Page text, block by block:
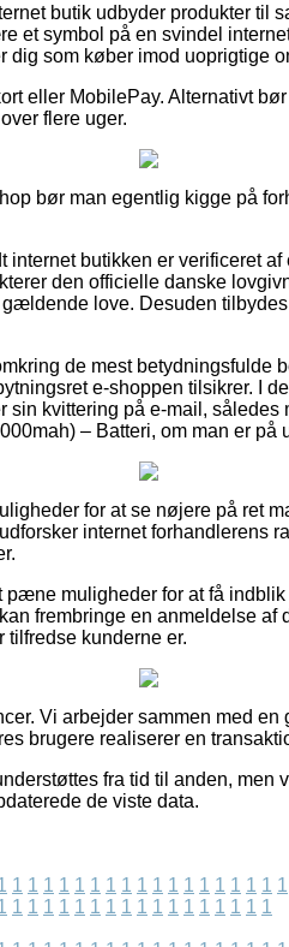
butik udbyder produkter til
et symbol på en svindel
dig som køber imod uoprigtige
eller MobilePay. Alternativt
flere uger.
bør man egentlig kigge på
internet butikken er verificeret
den officielle danske
love. Desuden
de mest betydningsfulde
e-shoppen tilsikrer. I
kvittering på e-mail, således
– Batteri, om man er på
for at se nøjere på ret
internet forhandlerens
muligheder for at få
frembringe en anmeldelse
tilfredse kunderne er.
Vi arbejder sammen med
brugere realiserer en
fra tid til anden, men
de viste data.
1 1 1 1 1 1 1 1 1 1 1 1 1 1 1 1 1 1
1 1 1 1 1 1 1 1 1 1 1 1 1 1 1 1 1